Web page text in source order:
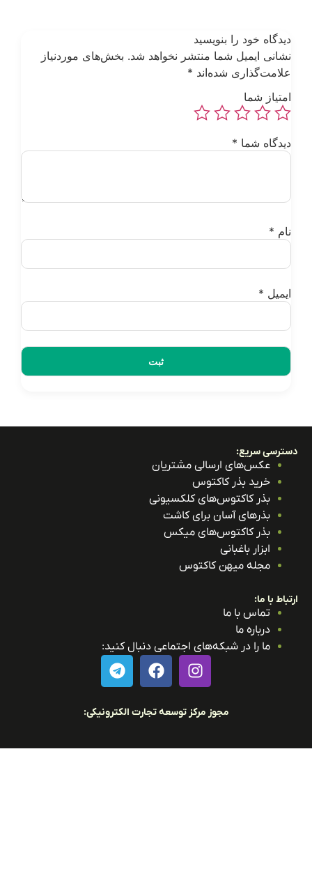
خود را بنویسید
ایمیل شما منتشر نخواهد شد. بخش‌های موردنیاز
شده‌اند*
شما
شما *
*
سریع:
عکس‌های ارسالی مشتریان
خرید بذر کاکتوس
بذر کاکتوس‌های کلکسیونی
بذرهای آسان برای کاشت
بذر کاکتوس‌های میکس
ابزار باغبانی
مجله میهن کاکتوس
با ما:
تماس با ما
درباره ما
ما را در شبکه‌های اجتماعی دنبال کنید:
مجوز مرکز توسعه تجارت الکترونیکی: